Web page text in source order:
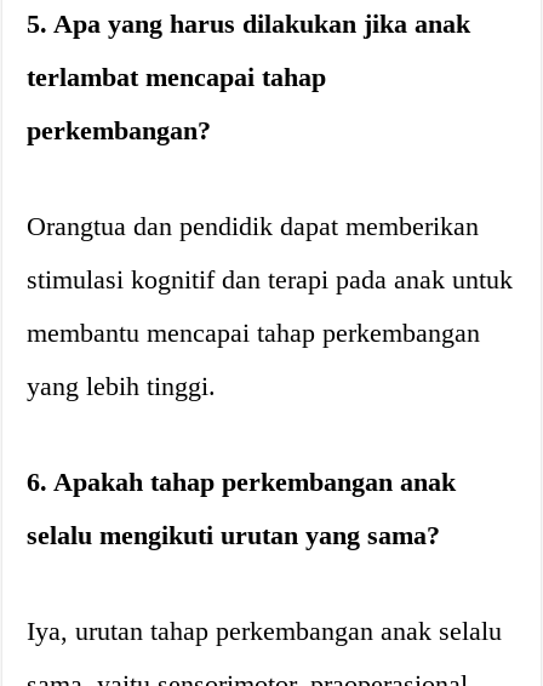
5. Apa yang harus dilakukan jika anak
terlambat mencapai tahap
perkembangan?
Orangtua dan pendidik dapat memberikan
stimulasi kognitif dan terapi pada anak untuk
membantu mencapai tahap perkembangan
yang lebih tinggi.
6. Apakah tahap perkembangan anak
selalu mengikuti urutan yang sama?
Iya, urutan tahap perkembangan anak selalu